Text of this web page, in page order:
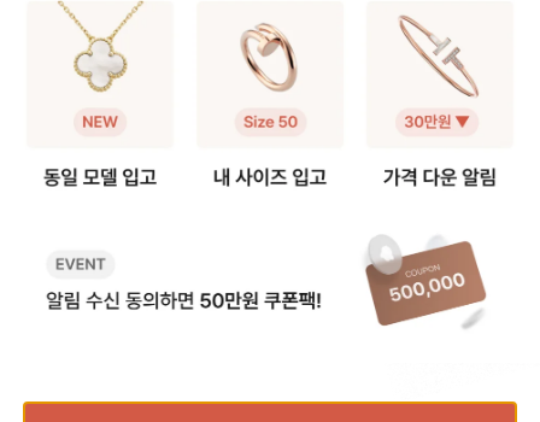
인으로 5모티브 목걸이 - 연장체인
을 별도로 구매, 팔찌에 연결하여 목
걸이로 활용해요. 반클리프 5모티브
연장체인 등으로 키워드 검색해보시
면 구매 가능한 체인들을 별도 구매
상까지 맞춤으로 가능하니 원하는 스
· 클로버 안쪽에 잠금 고리를 걸어 참
처럼 연출하는 방법 · 클로버가 찰랑
거려 매력적이고 길이 수선이 필요
없음 · 다만, 혼자 착용하거나 뺄 때
조금 불편 2️⃣ AS로 길이 수선하기 ·
이는 방법 · 클로버 간격이 좁아져 손
가능 · 보통은 참으로 착용하다가 불
편하면 수선하는 경우가 많음 💁‍♀️ 길
기간: 보증서 기준 1년 이내 무상 1회
/ 이후 20~30만원 비용 발생 · 소요
시간: 공식 안내는 약 4주이나, 대부
분 일주일 내외로 받는다는 후기가
많음 · 추가 팁: 줄인 체인은 돌려받을
크기가 작아 2·3cm
호되는 편이에요! 특히 빈티지는 4
cm, 스위트는 2cm
고리를 활용해 순정
이에요. 인기 모델인 빈티지 알함브
인의 길이는 42cm
연장을 하게 되면 42cm와 46cm
기간 - 구매 후 1년 이내, 최대 5c
m 범위 내에서 1회 무료 리사이징이
가능해요. - 평균 수선 소요 기간은
약 2주 정도 소요돼요. 🛍️ 서비스
수 방법 ✔️매장 방문 접수 제품 실물
니면 반환해 드려요.
주얼리 전문 이중 검수
주얼리 검수에 특화된 페이브릴 검수팀과 전문 감정사가 컨디션 및 정품 여부를 철저하고 꼼꼼하
게 확인해요.
주얼리 전문 지식을 토대로 사이즈, 가격대 등 주얼리를 거래하며 궁금할 수 있는 내용에 대한 밀
빠르고 확실한 물품 이동 과정
최적화된 검수 시스템으로 빠르고 효율적으로 물품이 이동될 뿐만 아니라, 이동 과정마다 알림톡
및 이미지로 확실하게 안내해 드려요.